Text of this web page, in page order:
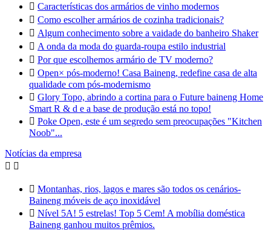
 Características dos armários de vinho modernos
 Como escolher armários de cozinha tradicionais?
 Algum conhecimento sobre a vaidade do banheiro Shaker
 A onda da moda do guarda-roupa estilo industrial
 Por que escolhemos armário de TV moderno?
 Open× pós-moderno! Casa Baineng, redefine casa de alta
qualidade com pós-modernismo
 Glory Topo, abrindo a cortina para o Future baineng Home
Smart R & d e a base de produção está no topo!
 Poke Open, este é um segredo sem preocupações "Kitchen
Noob"...
Notícias da empresa
 
 Montanhas, rios, lagos e mares são todos os cenários-
Baineng móveis de aço inoxidável
 Nível 5A! 5 estrelas! Top 5 Cem! A mobília doméstica
Baineng ganhou muitos prêmios.